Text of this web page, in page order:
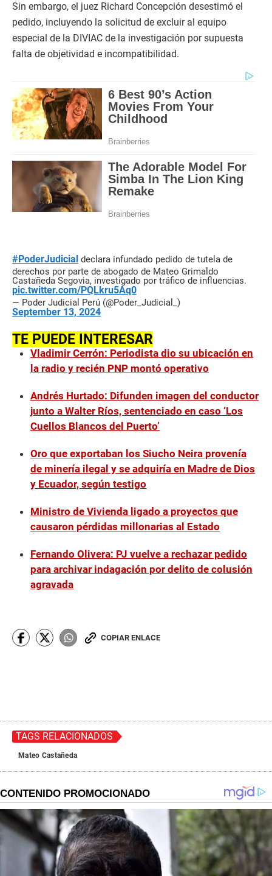
Sin embargo, el juez Richard Concepción desestimó el
pedido, incluyendo la solicitud de excluir al equipo
especial de la DIVIAC de la investigación por supuesta
falta de objetividad e incompatibilidad.
#PoderJudicial declara infundado pedido de tutela de
derechos por parte de abogado de Mateo Grimaldo
Castañeda Segovia, investigado por tráfico de influencias.
pic.twitter.com/PQLkru5Aq0
— Poder Judicial Perú (@Poder_Judicial_)
September 13, 2024
TE PUEDE INTERESAR
Vladimir Cerrón: Periodista dio su ubicación en
la radio y recién PNP montó operativo
Andrés Hurtado: Difunden imagen del conductor
junto a Walter Ríos, sentenciado en caso ‘Los
Cuellos Blancos del Puerto’
Oro que exportaban los Siucho Neira provenía
de minería ilegal y se adquiría en Madre de Dios
y Ecuador, según testigo
Ministro de Vivienda ligado a proyectos que
causaron pérdidas millonarias al Estado
Fernando Olivera: PJ vuelve a rechazar pedido
para archivar indagación por delito de colusión
agravada
COPIAR ENLACE
TAGS RELACIONADOS
Mateo Castañeda